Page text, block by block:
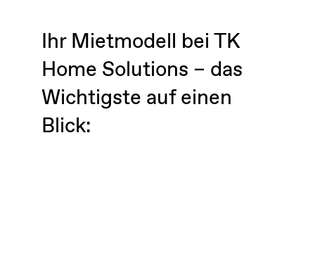
Ihr Mietmodell bei TK
Home Solutions – das
Wichtigste auf einen
Blick: